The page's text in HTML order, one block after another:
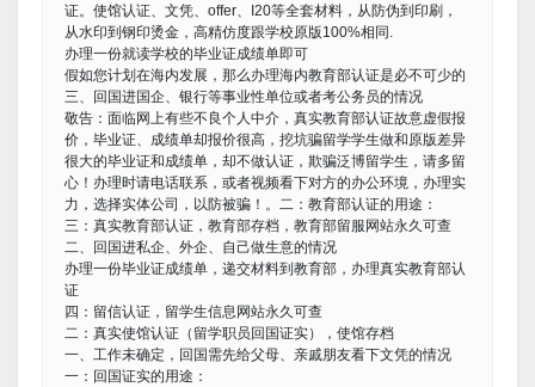
证。使馆认证、文凭、offer、I20等全套材料，从防伪到印刷，
从水印到钢印烫金，高精仿度跟学校原版100%相同.
办理一份就读学校的毕业证成绩单即可
假如您计划在海内发展，那么办理海内教育部认证是必不可少的
三、回国进国企、银行等事业性单位或者考公务员的情况
敬告：面临网上有些不良个人中介，真实教育部认证故意虚假报
价，毕业证、成绩单却报价很高，挖坑骗留学学生做和原版差异
很大的毕业证和成绩单，却不做认证，欺骗泛博留学生，请多留
心！办理时请电话联系，或者视频看下对方的办公环境，办理实
力，选择实体公司，以防被骗！。二：教育部认证的用途：
三：真实教育部认证，教育部存档，教育部留服网站永久可查
二、回国进私企、外企、自己做生意的情况
办理一份毕业证成绩单，递交材料到教育部，办理真实教育部认
证
四：留信认证，留学生信息网站永久可查
二：真实使馆认证（留学职员回国证实），使馆存档
一、工作未确定，回国需先给父母、亲戚朋友看下文凭的情况
一：回国证实的用途：